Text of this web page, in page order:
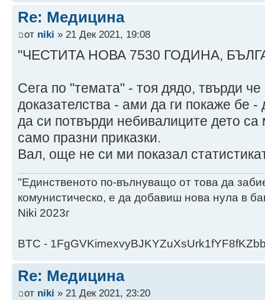
Re: Медицина
от niki » 21 Дек 2021, 19:08
"ЧЕСТИТА НОВА 7530 ГОДИНА,
Сега по "темата" - тоя дядо, твърди
доказателства - ами да ги покаже бе
да си потвърди небивалиците дето са
само празни приказки.
Вал, още не си ми показал
"Единственото по-вълнуващо от това да
комунистическо, е да добавиш нова нула в
Niki 2023г
BTC -
Re: Медицина
от niki » 21 Дек 2021, 23:20